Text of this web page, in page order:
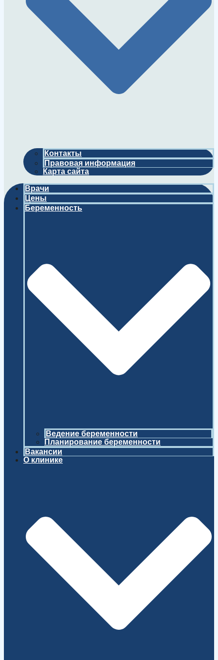
Контакты
Правовая информация
Карта сайта
Врачи
Цены
Беременность
Ведение беременности
Планирование беременности
Вакансии
О клинике